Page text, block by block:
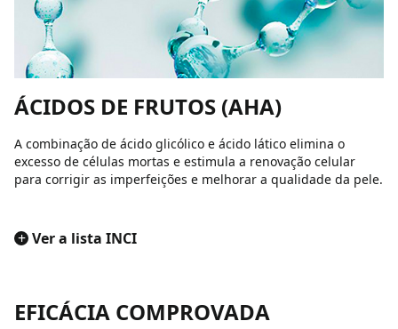
ÁCIDOS DE FRUTOS (AHA)
A combinação de ácido glicólico e ácido lático elimina o
excesso de células mortas e estimula a renovação celular
para corrigir as imperfeições e melhorar a qualidade da pele.
+ Ver a lista INCI
EFICÁCIA COMPROVADA